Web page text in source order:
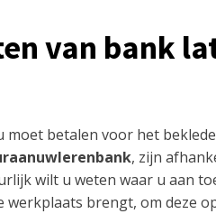
van bank
moet betalen voor het
, zijn
wilt u weten waar u aan
werkplaats brengt, om deze